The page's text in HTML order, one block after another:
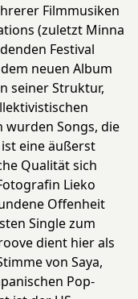
Filmmusiken
(zuletzt Minna
Festival
neuen Album
seiner Struktur,
wurden Songs, die
eine äußerst
Qualität sich
Lieko
Offenheit
Single zum
dient hier als
von Saya,
Pop-